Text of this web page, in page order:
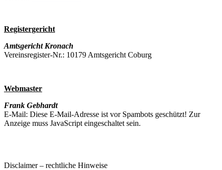
Registergericht
Amtsgericht Kronach
Vereinsregister-Nr.: 10179 Amtsgericht Coburg
Webmaster
Frank Gebhardt
E-Mail: Diese E-Mail-Adresse ist vor Spambots geschützt! Zur
Anzeige muss JavaScript eingeschaltet sein.
Disclaimer – rechtliche Hinweise